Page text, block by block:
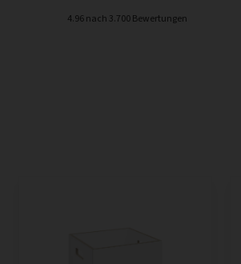
4.96 nach 3.700 Bewertungen